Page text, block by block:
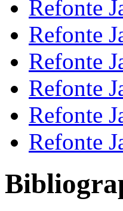
Refonte
Refonte
Refonte
Refonte
Refonte
Refonte